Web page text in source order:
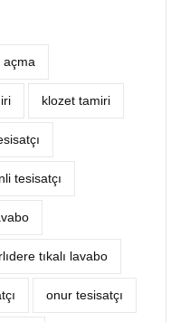
açma
klozet tamiri
tesisatçı
tıkalı lavabo
onur tesisatçı